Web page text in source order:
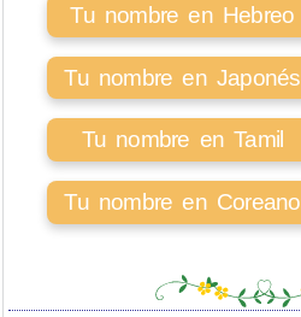
Tu nombre en Hebreo
Tu nombre en Japonés
Tu nombre en Tamil
Tu nombre en Coreano